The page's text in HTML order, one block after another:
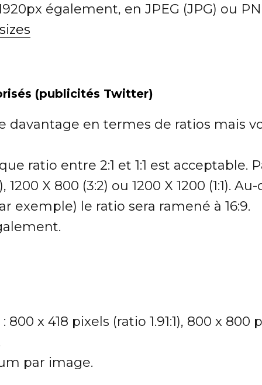
également, en JPEG (JPG) ou
(publicités Twitter)
davantage en termes de ratios mais
ratio entre 2:1 et 1:1 est acceptable.
1200 X 800 (3:2) ou 1200 X 1200 (1:1).
exemple) le ratio sera ramené à 16:9.
800 x 418 pixels (ratio 1.91:1), 800 x 800
par image.